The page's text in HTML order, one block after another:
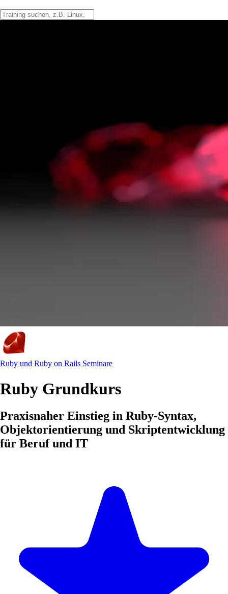
Ruby und Ruby on Rails Seminare
Ruby Grundkurs
Praxisnaher Einstieg in Ruby-Syntax,
Objektorientierung und Skriptentwicklung
für Beruf und IT